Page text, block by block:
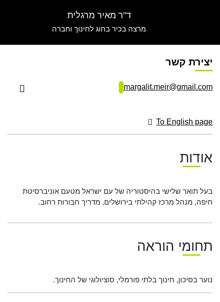
ד"ר מאיר מרגלית
מרצה בכיר בחוג לחינוך וחברה
יצירת קשר
margalit.meir@gmail.com
To English page
אודות
בעל תואר שלישי בהיסטוריה של עם ישראל מטעם אוניברסיטת
חיפה, מנהל מרכז קהילתי בירושלים, מדריך חבורות רחוב.
תחומי הוראה
נוער בסיכון, חינוך בלתי פורמלי, סוציולוגי של החינוך.